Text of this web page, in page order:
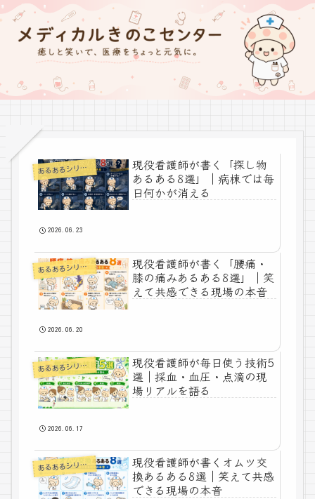
あ
るあるシリーズ
現役看護師が書く「探し物
あるある8選」｜病棟では毎
日何かが消える
2026.06.23
あ
るあるシリーズ
現役看護師が書く「腰痛・
膝の痛みあるある8選」｜笑
えて共感できる現場の本音
2026.06.20
あ
るあるシリーズ
現役看護師が毎日使う技術5
選｜採血・血圧・点滴の現
場リアルを語る
2026.06.17
あ
るあるシリーズ
現役看護師が書くオムツ交
換あるある8選｜笑えて共感
できる現場の本音